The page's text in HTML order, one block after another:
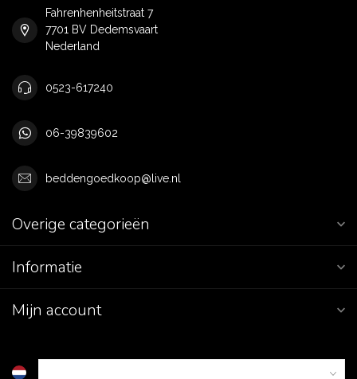
Fahrenhenheitstraat 7
7701 BV Dedemsvaart
Nederland
0523-617240
06-39839602
beddengoedkoop@live.nl
Overige categorieën
Informatie
Mijn account